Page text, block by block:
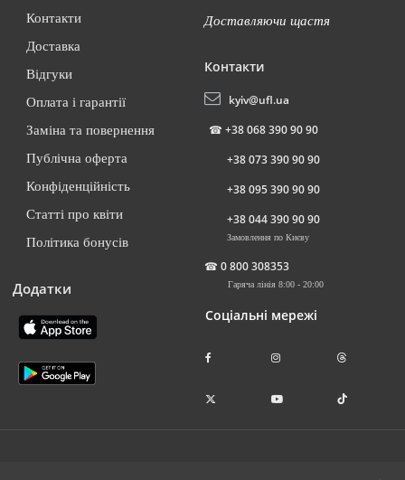
Контакти
Доставка
Відгуки
Оплата і гарантії
Заміна та повернення
Публічна оферта
Конфіденційність
Статті про квіти
Політика бонусів
Додатки
Доставляючи щастя
Контакти
kyiv@ufl.ua
☎ +38 068 390 90 90
+38 073 390 90 90
+38 095 390 90 90
+38 044 390 90 90
Замовлення по Києву
☎ 0 800 308353
Гаряча лінія 8:00 - 20:00
Соціальні мережі